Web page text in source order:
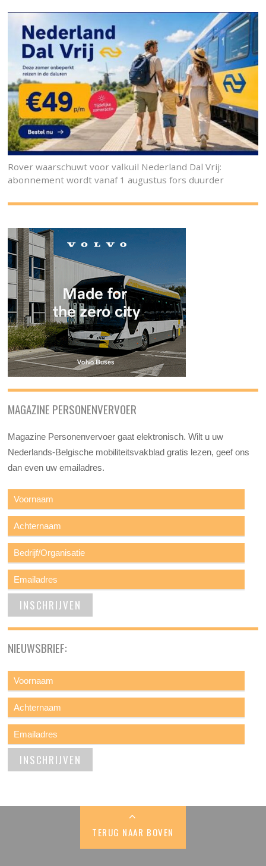
Rover waarschuwt voor valkuil Nederland Dal Vrij:
abonnement wordt vanaf 1 augustus fors duurder
MAGAZINE PERSONENVERVOER
Magazine Personenvervoer gaat elektronisch. Wilt u uw
Nederlands-Belgische mobiliteitsvakblad gratis lezen, geef ons
dan even uw emailadres.
NIEUWSBRIEF:
TERUG NAAR BOVEN